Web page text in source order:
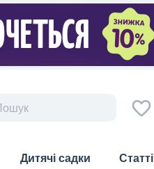
Дитячі садки Статті